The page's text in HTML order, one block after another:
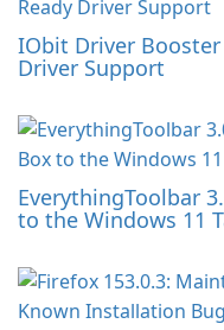
IObit Driver Booster
Driver Support
EverythingToolbar
to the Windows 11